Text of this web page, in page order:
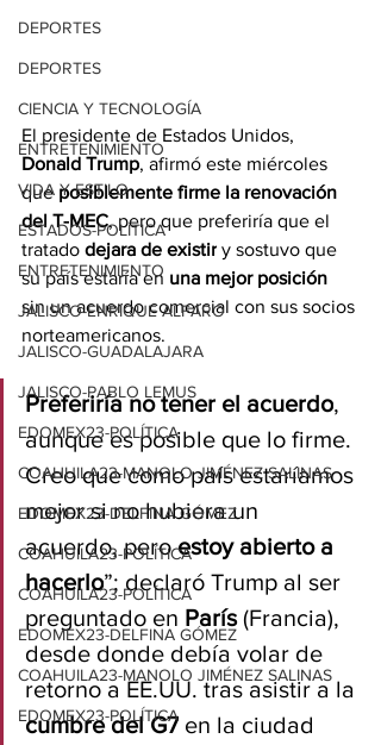
DEPORTES
DEPORTES
CIENCIA Y TECNOLOGÍA
ENTRETENIMIENTO
VIDA Y ESTILO
ESTADOS-POLÍTICA
ENTRETENIMIENTO
JALISCO-ENRIQUE ALFARO
JALISCO-GUADALAJARA
JALISCO-PABLO LEMUS
EDOMEX23-POLÍTICA
COAHUILA23-MANOLO JIMÉNEZ SALINAS
EDOMEX23-DELFINA GÓMEZ
COAHUILA23-POLÍTICA
COAHUILA23-POLÍTICA
EDOMEX23-DELFINA GÓMEZ
COAHUILA23-MANOLO JIMÉNEZ SALINAS
EDOMEX23-POLÍTICA
El presidente de Estados Unidos,
Donald Trump, afirmó este miércoles
que posiblemente firme la renovación
del T-MEC, pero que preferiría que el
tratado dejara de existir y sostuvo que
su país estaría en una mejor posición
sin un acuerdo comercial con sus socios
norteamericanos.
Preferiría no tener el acuerdo,
aunque es posible que lo firme.
Creo que como país estaríamos
mejor si no hubiera un
acuerdo, pero estoy abierto a
hacerlo”; declaró Trump al ser
preguntado en París (Francia),
desde donde debía volar de
retorno a EE.UU. tras asistir a la
cumbre del G7 en la ciudad